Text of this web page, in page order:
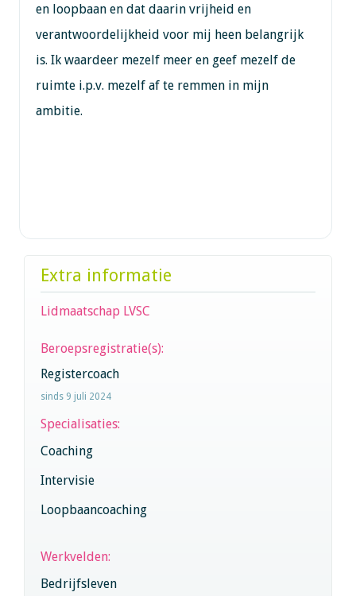
en loopbaan en dat daarin vrijheid en
verantwoordelijkheid voor mij heen belangrijk
is. Ik waardeer mezelf meer en geef mezelf de
ruimte i.p.v. mezelf af te remmen in mijn
ambitie.
Extra informatie
Lidmaatschap LVSC
Beroepsregistratie(s):
Registercoach
sinds 9 juli 2024
Specialisaties:
Coaching
Intervisie
Loopbaancoaching
Werkvelden:
Bedrijfsleven